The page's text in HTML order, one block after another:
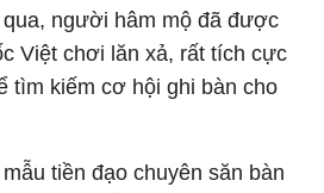
người hâm mộ đã được
Việt chơi lăn xả, rất tích cực
tìm kiếm cơ hội ghi bàn cho
tiền đạo chuyên săn bàn